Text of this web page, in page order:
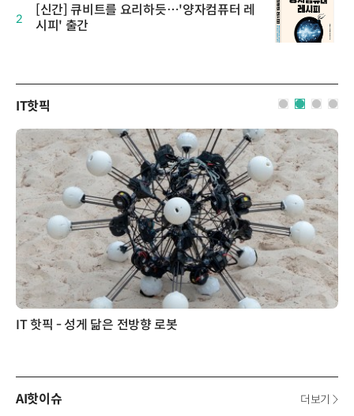
2
[신간] 큐비트를 요리하듯…'양자컴퓨터 레
시피' 출간
IT핫픽
IT 핫픽 - 성게 닮은 전방향 로봇
AI핫이슈 더보기